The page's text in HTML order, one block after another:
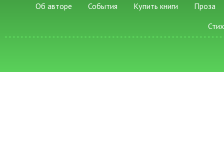
Об авторе События Купить книги
Проза